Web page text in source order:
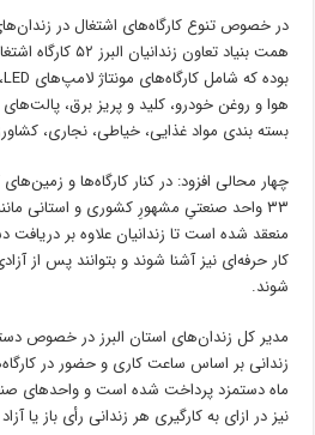
در خصوص تنوع کارگاه‌های اشتغال در
همت بنیاد تعاون
بوده که شامل کارگاه‌های مونتاژ لامپ‌های LED،
هوا و روغن خودرو، کلید و پریز برق،
بسته بندی مواد غذایی، خیاطی، نجاری،
چهار محالی افزود: در کنار کارگاه‌ها و
۳۳ واحد صنعتیِ مشهورِ کشوری و استانی
منعقد شده است تا زندانیان علاوه بر
کار حرفه‌ای نیز آشنا شوند و بتوانند پس از
شوند.
مدیر کل زندان‌های استان البرز در خصوص
ماه دستمزد پرداخت شده است و واحدهای
نیز در ازای بهکارگیری هر زندانی رأی باز یا